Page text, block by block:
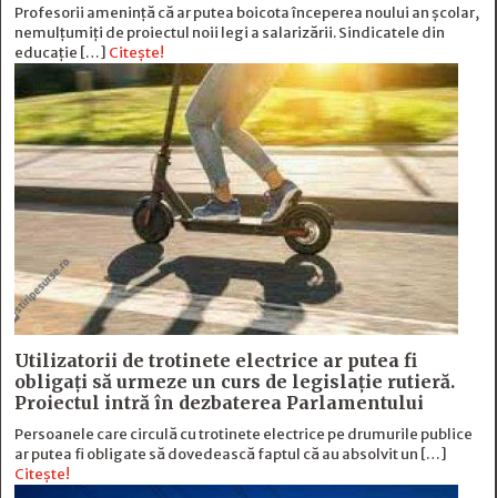
Profesorii amenință că ar putea boicota începerea noului an școlar,
nemulțumiți de proiectul noii legi a salarizării. Sindicatele din
educație […] Citește!
Utilizatorii de trotinete electrice ar putea fi
obligați să urmeze un curs de legislație rutieră.
Proiectul intră în dezbaterea Parlamentului
Persoanele care circulă cu trotinete electrice pe drumurile publice
ar putea fi obligate să dovedească faptul că au absolvit un […]
Citește!